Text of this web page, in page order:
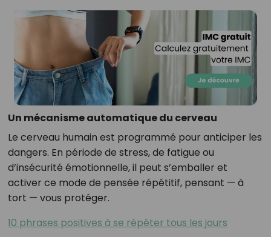
Un mécanisme automatique du cerveau
Le cerveau humain est programmé pour anticiper les
dangers. En période de stress, de fatigue ou
d’insécurité émotionnelle, il peut s’emballer et
activer ce mode de pensée répétitif, pensant — à
tort — vous protéger.
10 phrases positives à se répéter tous les jours